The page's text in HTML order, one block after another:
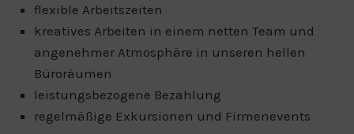
flexible Arbeitszeiten
kreatives Arbeiten in einem netten Team und
angenehmer Atmosphäre in unseren hellen
Büroräumen
leistungsbezogene Bezahlung
regelmäßige Exkursionen und Firmenevents